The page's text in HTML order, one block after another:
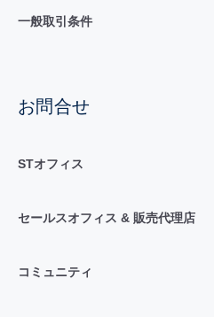
一般取引条件
お問合せ
STオフィス
セールスオフィス & 販売代理店
コミュニティ